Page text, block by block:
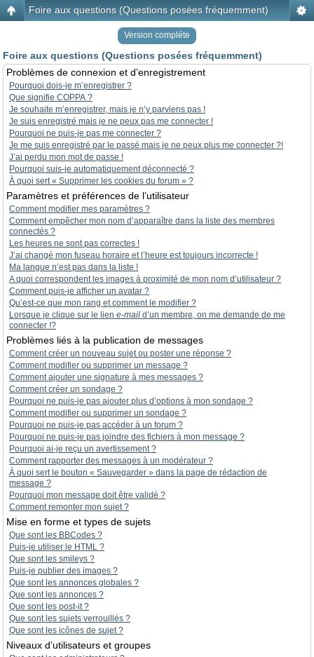
Foire aux questions (Questions posées fréquemment)
Version compléte
Foire aux questions (Questions posées fréquemment)
Problèmes de connexion et d’enregistrement
Pourquoi dois-je m’enregistrer ?
Que signifie COPPA ?
Je souhaite m’enregistrer, mais je n’y parviens pas !
Je suis enregistré mais je ne peux pas me connecter !
Pourquoi ne puis-je pas me connecter ?
Je me suis enregistré par le passé mais je ne peux plus me connecter ?!
J’ai perdu mon mot de passe !
Pourquoi suis-je automatiquement déconnecté ?
À quoi sert « Supprimer les cookies du forum » ?
Paramètres et préférences de l’utilisateur
Comment modifier mes paramètres ?
Comment empêcher mon nom d’apparaître dans la liste des membres
connectés ?
Les heures ne sont pas correctes !
J’ai changé mon fuseau horaire et l’heure est toujours incorrecte !
Ma langue n’est pas dans la liste !
A quoi correspondent les images à proximité de mon nom d’utilisateur ?
Comment puis-je afficher un avatar ?
Qu’est-ce que mon rang et comment le modifier ?
Lorsque je clique sur le lien e-mail d’un membre, on me demande de me
connecter !?
Problèmes liés à la publication de messages
Comment créer un nouveau sujet ou poster une réponse ?
Comment modifier ou supprimer un message ?
Comment ajouter une signature à mes messages ?
Comment créer un sondage ?
Pourquoi ne puis-je pas ajouter plus d’options à mon sondage ?
Comment modifier ou supprimer un sondage ?
Pourquoi ne puis-je pas accéder à un forum ?
Pourquoi ne puis-je pas joindre des fichiers à mon message ?
Pourquoi ai-je reçu un avertissement ?
Comment rapporter des messages à un modérateur ?
À quoi sert le bouton « Sauvegarder » dans la page de rédaction de
message ?
Pourquoi mon message doit être validé ?
Comment remonter mon sujet ?
Mise en forme et types de sujets
Que sont les BBCodes ?
Puis-je utiliser le HTML ?
Que sont les smileys ?
Puis-je publier des images ?
Que sont les annonces globales ?
Que sont les annonces ?
Que sont les post-it ?
Que sont les sujets verrouillés ?
Que sont les icônes de sujet ?
Niveaux d’utilisateurs et groupes